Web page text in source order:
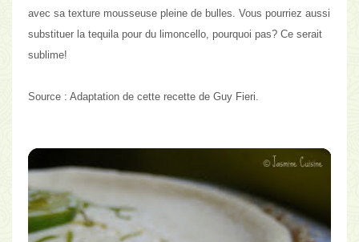
avec sa texture mousseuse pleine de bulles. Vous pourriez aussi
substituer la tequila pour du limoncello, pourquoi pas? Ce serait
sublime!
Source : Adaptation de cette recette de Guy Fieri.